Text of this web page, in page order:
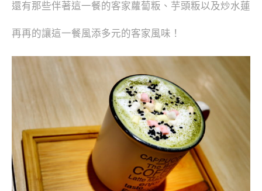
還有那些伴著這一餐的客家蘿蔔粄、芋頭粄以及炒水蓮
再再的讓這一餐風添多元的客家風味！